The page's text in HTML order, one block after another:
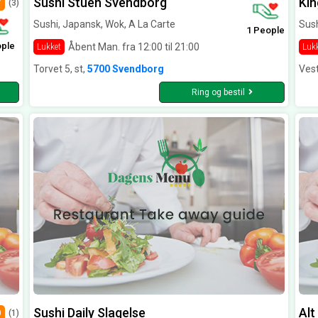
(3)
Sushi, Japansk, Wok, A La Carte
Lukket Åbent Man. fra 12:00 til 21:00
1 People
Torvet 5, st, 5700 Svendborg
Ring og bestil
(1) Sushi Daily Slagelse Alt